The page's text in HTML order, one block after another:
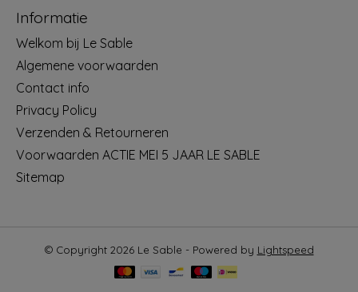
Informatie
Welkom bij Le Sable
Algemene voorwaarden
Contact info
Privacy Policy
Verzenden & Retourneren
Voorwaarden ACTIE MEI 5 JAAR LE SABLE
Sitemap
© Copyright 2026 Le Sable - Powered by Lightspeed